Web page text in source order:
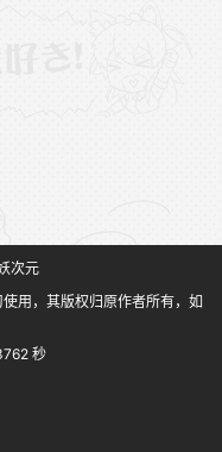
次元
用，其版权归原作者所有，如
秒